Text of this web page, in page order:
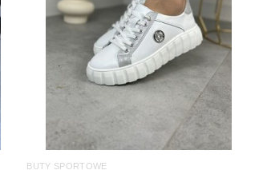
BUTY SPORTOWE